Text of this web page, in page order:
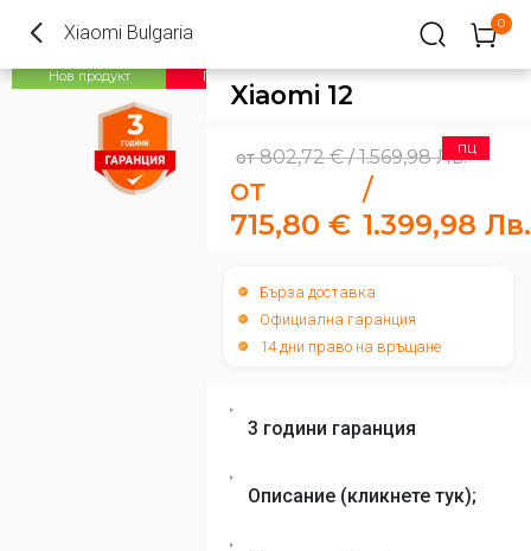
Xiaomi Bulgaria 0
Нов продукт ПЦ
Xiaomi 12
ПЦ
от802,72€/1.569,98Лв.
от
715,80 €
/
1.399,98 Лв.
Бърза доставка
Официална гаранция
14 дни право на връщане
3 години гаранция
Описание (кликнете тук);